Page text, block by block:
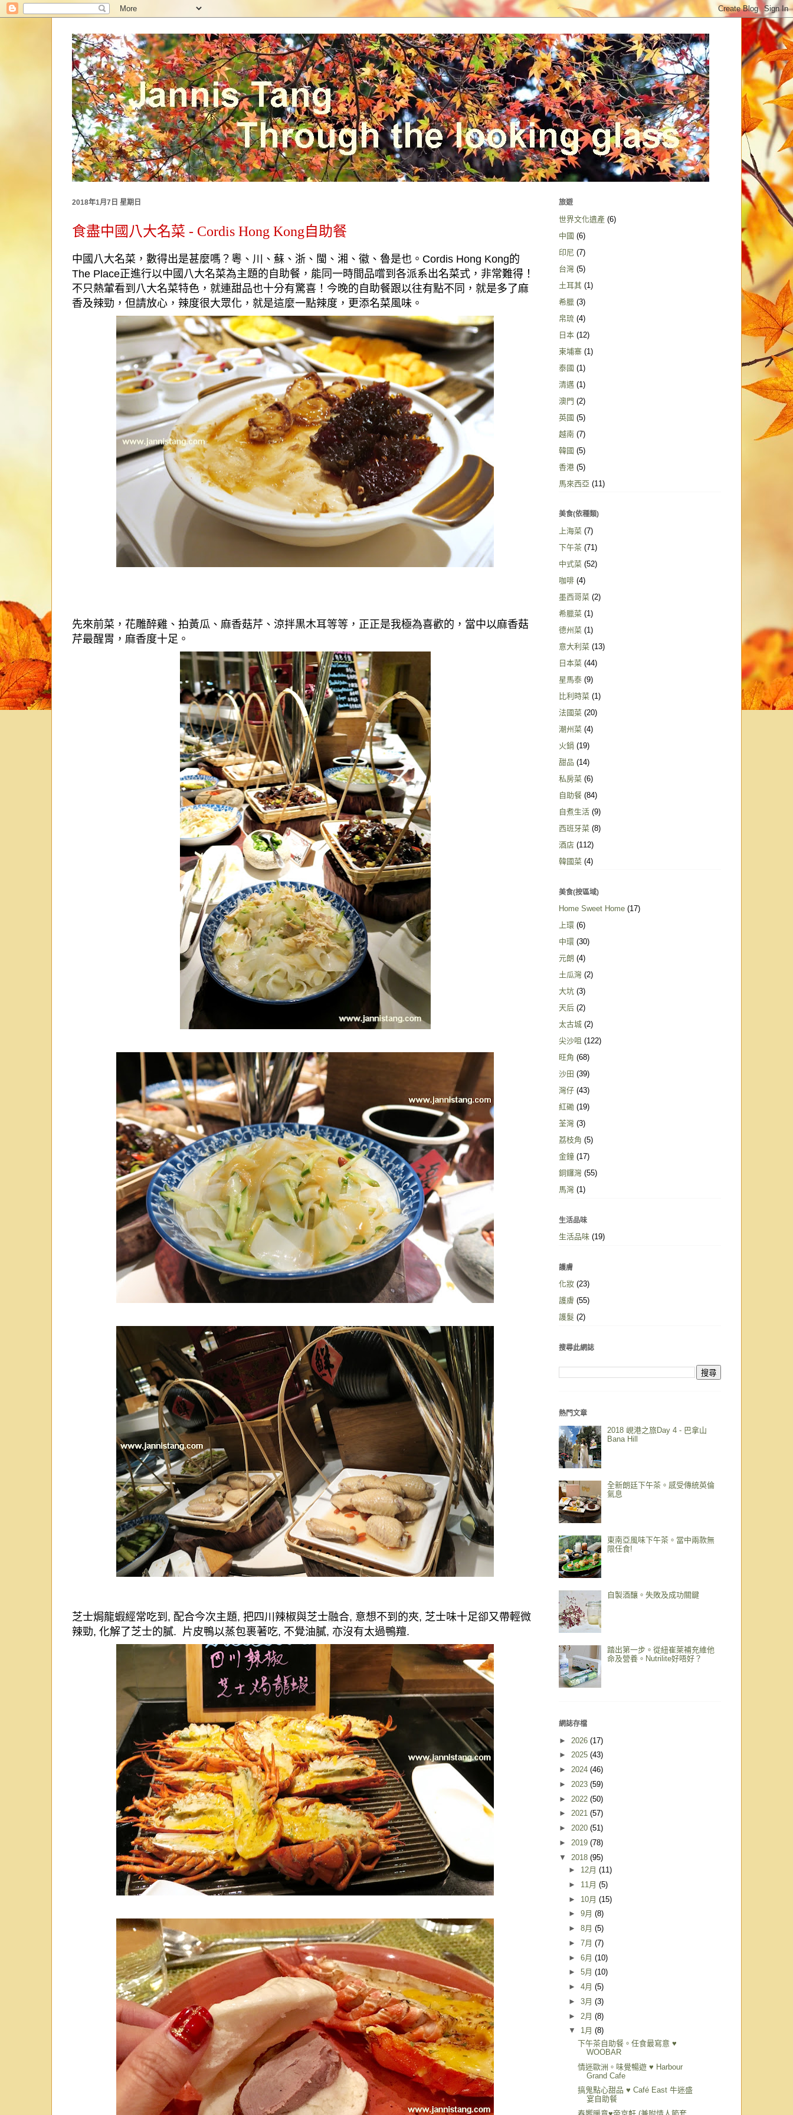
2018年1月7日 星期日
食盡中國八大名菜 - Cordis Hong Kong自助餐
中國八大名菜，數得出是甚麼嗎？粵、川、蘇、浙、閩、湘、徽、魯是也。 Cordis Hong Kong的
The Place正進行以中國八大名菜為主題的自助餐，能同一時間品嚐到各派系出名菜式，非常難得！
不只熱葷看到八大名菜特色，就連甜品也十分有驚喜！今晚的自助餐跟以往有點不同，就是多了麻
香及辣勁，但請放心，辣度很大眾化，就是這麼一點辣度，更添名菜風味。
先來前菜，花雕醉雞、拍黃瓜、麻香菇芹、涼拌黒木耳等等，正正是我極為喜歡的，當中以麻香菇
芹最醒胃，麻香度十足。
芝士焗龍蝦經常吃到 , 配合今次主題, 把四川辣椒與芝士融合, 意想不到的夾, 芝士味十足卻又帶輕微
辣勁, 化解了芝士的膩. 片皮鴨以蒸包裹著吃, 不覺油膩, 亦沒有太過鴨羶.
旅遊
世界文化遺產 (6)
中國 (6)
印尼 (7)
台灣 (5)
土耳其 (1)
希臘 (3)
帛琉 (4)
日本 (12)
柬埔寨 (1)
泰國 (1)
清邁 (1)
澳門 (2)
英國 (5)
越南 (7)
韓國 (5)
香港 (5)
馬來西亞 (11)
美食(依種類)
上海菜 (7)
下午茶 (71)
中式菜 (52)
咖啡 (4)
墨西哥菜 (2)
希臘菜 (1)
德州菜 (1)
意大利菜 (13)
日本菜 (44)
星馬泰 (9)
比利時菜 (1)
法國菜 (20)
潮州菜 (4)
火鍋 (19)
甜品 (14)
私房菜 (6)
自助餐 (84)
自煮生活 (9)
西班牙菜 (8)
酒店 (112)
韓國菜 (4)
美食(按區域)
Home Sweet Home (17)
上環 (6)
中環 (30)
元朗 (4)
土瓜灣 (2)
大坑 (3)
天后 (2)
太古城 (2)
尖沙咀 (122)
旺角 (68)
沙田 (39)
灣仔 (43)
紅磡 (19)
荃灣 (3)
荔枝角 (5)
金鐘 (17)
銅鑼灣 (55)
馬灣 (1)
生活品味
生活品味 (19)
護膚
化妝 (23)
護膚 (55)
護髮 (2)
搜尋此網誌
熱門文章
2018 峴港之旅Day 4 - 巴拿山
Bana Hill
全新朗廷下午茶。感受傳統英倫
氣息
東南亞風味下午茶。當中兩款無
限任食!
自製酒釀。失敗及成功關鍵
踏出第一步。從紐崔萊補充維他
命及營養。Nutrilite好唔好？
網誌存檔
► 2026 (17)
► 2025 (43)
► 2024 (46)
► 2023 (59)
► 2022 (50)
► 2021 (57)
► 2020 (51)
► 2019 (78)
▼ 2018 (95)
► 12月 (11)
► 11月 (5)
► 10月 (15)
► 9月 (8)
► 8月 (5)
► 7月 (7)
► 6月 (10)
► 5月 (10)
► 4月 (5)
► 3月 (3)
► 2月 (8)
▼ 1月 (8)
下午茶自助餐。任食最寫意 ♥
WOOBAR
情迷歐洲。味覺暢遊 ♥ Harbour
Grand Cafe
搞鬼點心甜品 ♥ Café East 牛迷盛
宴自助餐